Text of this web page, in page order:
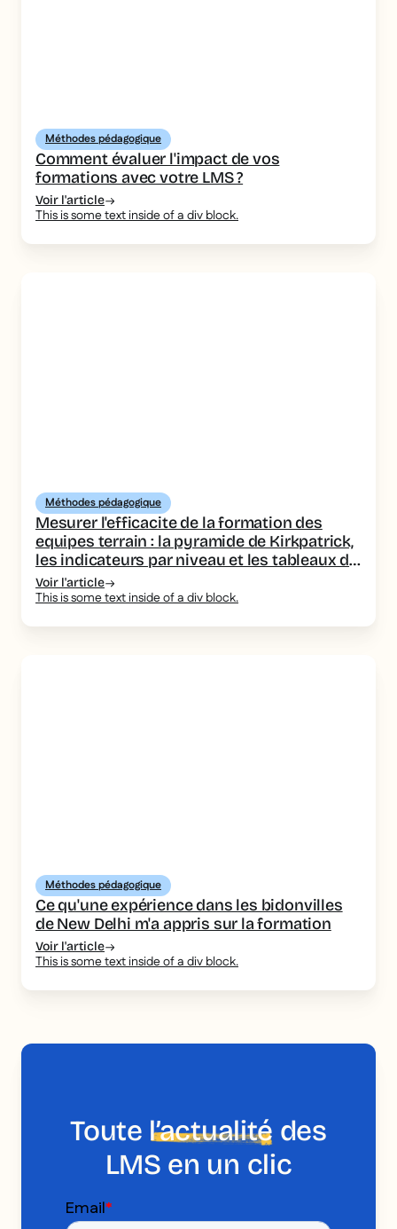
Méthodes pédagogique
Comment évaluer l'impact de vos
formations avec votre LMS ?
Voir l'article
This is some text inside of a div block.
Méthodes pédagogique
Mesurer l'efficacite de la formation des
equipes terrain : la pyramide de Kirkpatrick,
les indicateurs par niveau et les tableaux de
bord a piloter
Voir l'article
This is some text inside of a div block.
Méthodes pédagogique
Ce qu'une expérience dans les bidonvilles
de New Delhi m'a appris sur la formation
Voir l'article
This is some text inside of a div block.
Toute l’actualité des
LMS en un clic